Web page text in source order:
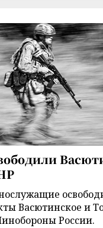
Васютинское и
России.